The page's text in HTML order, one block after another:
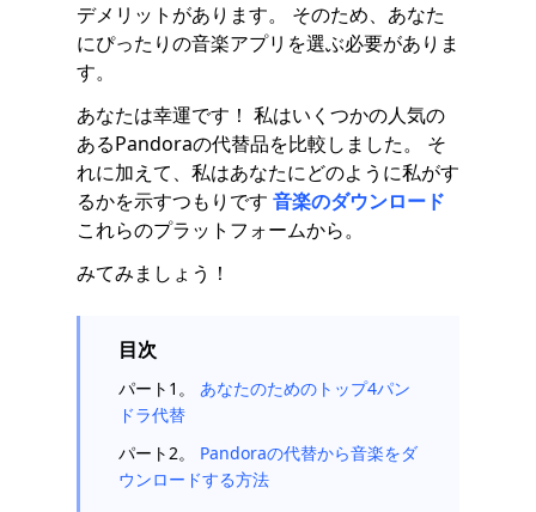
デメリットがあります。 そのため、あなた
にぴったりの音楽アプリを選ぶ必要がありま
す。
あなたは幸運です！ 私はいくつかの人気の
あるPandoraの代替品を比較しました。 そ
れに加えて、私はあなたにどのように私がす
るかを示すつもりです 音楽のダウンロード
これらのプラットフォームから。
みてみましょう！
目次
パート1。 あなたのためのトップ4パン
ドラ代替
パート2。 Pandoraの代替から音楽をダ
ウンロードする方法